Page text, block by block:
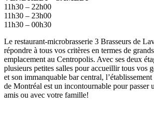
11h30 – 22h00
11h30 – 23h00
11h30 – 00h30
Le restaurant-microbrasserie 3 Brasseurs de
répondre à tous vos critères en termes de
emplacement au Centropolis. Avec ses deux
plusieurs petites salles pour accueillir tous vos
et son immanquable bar central,
de Montréal est un incontournable pour passer
amis ou avec votre famille!